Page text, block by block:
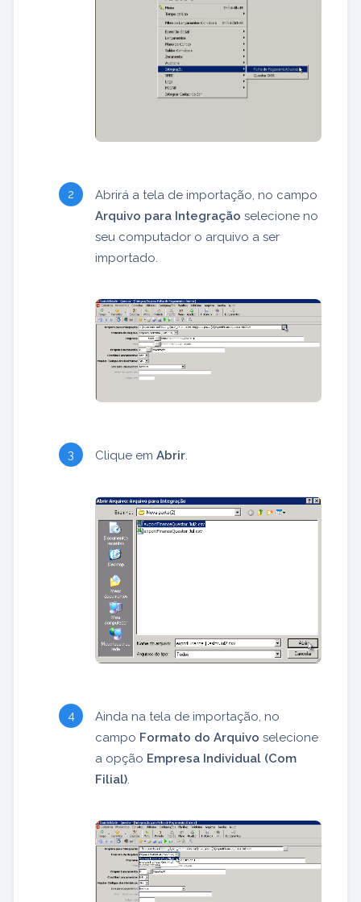
Abrirá a tela de importação, no campo
Arquivo para Integração selecione no
seu computador o arquivo a ser
importado.
Clique em Abrir.
Ainda na tela de importação, no
campo Formato do Arquivo selecione
a opção Empresa Individual (Com
Filial)